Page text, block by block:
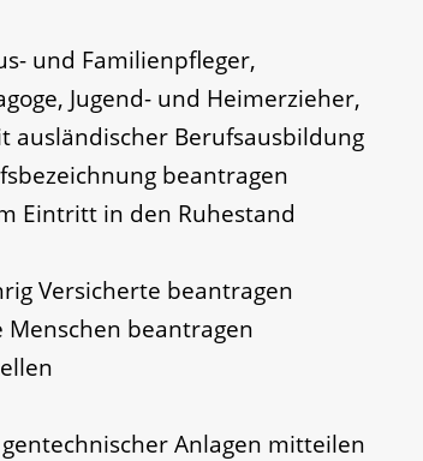
und Familienpfleger,
Jugend- und Heimerzieher,
ausländischer Berufsausbildung
beantragen
Eintritt in den Ruhestand
Versicherte beantragen
beantragen
Anlagen mitteilen